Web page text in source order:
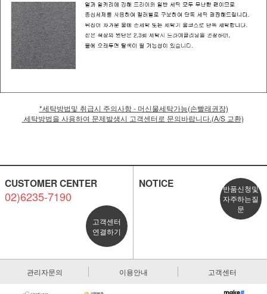
*세탁방법및 취급시 주의사항 - 머신물세탁가능(손빨래권장)
세탁방법을 사용하여 문제발생시 고객센터로 문의바랍니다.(A/S 교환)
CUSTOMER CENTER
02)6235-7190
고객센터
연결하기
NOTICE
반품신청및
자주하는질
문
관리자문의 이용안내 고객센터